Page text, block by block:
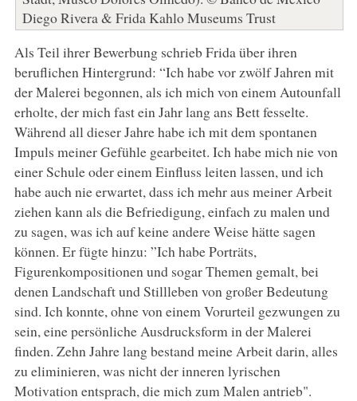
Diego Rivera & Frida Kahlo Museums Trust
Als Teil ihrer Bewerbung schrieb Frida über ihren
beruflichen Hintergrund: “Ich habe vor zwölf Jahren mit
der Malerei begonnen, als ich mich von einem Autounfall
erholte, der mich fast ein Jahr lang ans Bett fesselte.
Während all dieser Jahre habe ich mit dem spontanen
Impuls meiner Gefühle gearbeitet. Ich habe mich nie von
einer Schule oder einem Einfluss leiten lassen, und ich
habe auch nie erwartet, dass ich mehr aus meiner Arbeit
ziehen kann als die Befriedigung, einfach zu malen und
zu sagen, was ich auf keine andere Weise hätte sagen
können. Er fügte hinzu: ”Ich habe Porträts,
Figurenkompositionen und sogar Themen gemalt, bei
denen Landschaft und Stillleben von großer Bedeutung
sind. Ich konnte, ohne von einem Vorurteil gezwungen zu
sein, eine persönliche Ausdrucksform in der Malerei
finden. Zehn Jahre lang bestand meine Arbeit darin, alles
zu eliminieren, was nicht der inneren lyrischen
Motivation entsprach, die mich zum Malen antrieb".